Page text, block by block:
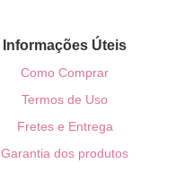
Informações Úteis
Como Comprar
Termos de Uso
Fretes e Entrega
Garantia dos produtos